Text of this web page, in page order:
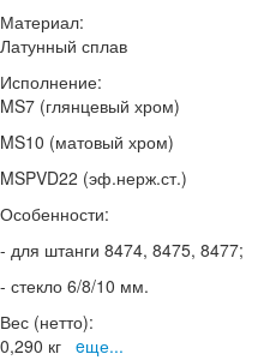
Материал:
Латунный сплав
Исполнение:
MS7 (глянцевый хром)
MS10 (матовый хром)
MSPVD22 (эф.нерж.ст.)
Особенности:
- для штанги 8474, 8475, 8477;
- стекло 6/8/10 мм.
Вес (нетто):
0,290 кг eще...